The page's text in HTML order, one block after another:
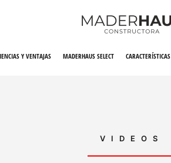
Y VENTAJAS MADERHAUS SELECT CARACTERÍSTICAS
VIDEOS